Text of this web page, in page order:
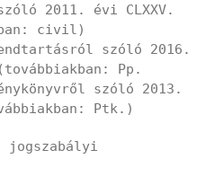
2011. évi CLXXV.
civil)
szóló 2016.
Pp.
szóló 2013.
Ptk.)
jogszabályi